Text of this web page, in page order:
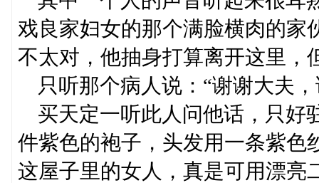
戏良家妇女的那个满脸横肉的家
不太对，他抽身打算离开这里，
只听那个病人说：“谢谢大夫，
买天定一听此人问他话，只好
件紫色的袍子，头发用一条紫色
这屋子里的女人，真是可用漂亮